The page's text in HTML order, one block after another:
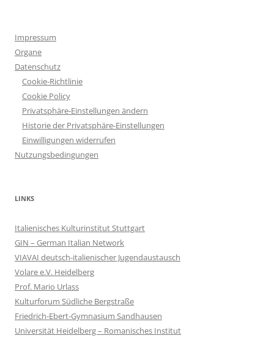
Impressum
Organe
Datenschutz
Cookie-Richtlinie
Cookie Policy
Privatsphäre-Einstellungen ändern
Historie der Privatsphäre-Einstellungen
Einwilligungen widerrufen
Nutzungsbedingungen
LINKS
Italienisches Kulturinstitut Stuttgart
GIN – German Italian Network
VIAVAI deutsch-italienischer Jugendaustausch
Volare e.V. Heidelberg
Prof. Mario Urlass
Kulturforum Südliche Bergstraße
Friedrich-Ebert-Gymnasium Sandhausen
Universität Heidelberg – Romanisches Institut